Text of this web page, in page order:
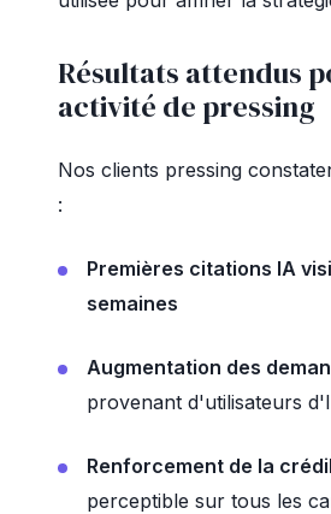
Résultats attendus
activité de pressing
Nos clients pressing
:
Premières citations IA
semaines
Augmentation des
provenant d'utilisateurs
Renforcement de la
perceptible sur tous les